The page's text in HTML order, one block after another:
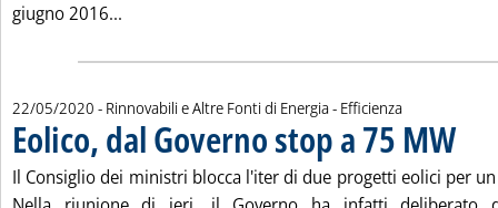
giugno 2016...
22/05/2020 - Rinnovabili e Altre Fonti di Energia - Efficienza
Eolico, dal Governo stop a 75 MW.
Il Consiglio dei ministri blocca l'iter di due progetti eolici per